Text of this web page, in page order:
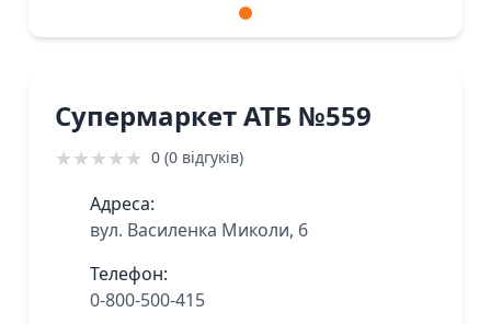
Супермаркет АТБ №559
★★★★★ 0 (0 відгуків)
Адреса:
вул. Василенка Миколи, 6
Телефон:
0-800-500-415